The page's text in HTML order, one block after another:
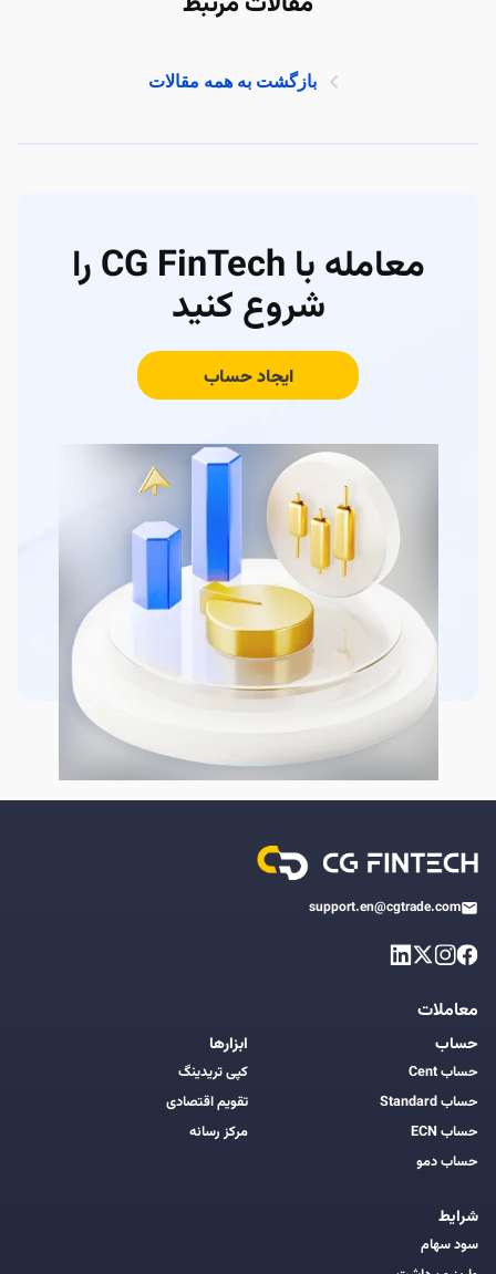
بازگشت به همه مقالات
معامله با CG FinTech را
شروع کنید
ایجاد حساب
support.en@cgtrade.com
معاملات
حساب
حساب Cent
حساب Standard
حساب ECN
حساب دمو
شرایط
سود سهام
ابزارها
کپی تریدینگ
تقویم اقتصادی
مرکز رسانه